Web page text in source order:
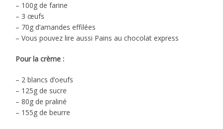
– 100g de farine
– 3 œufs
– 70g d’amandes effilées
– Vous pouvez lire aussi Pains au chocolat express
Pour la crème :
– 2 blancs d’oeufs
– 125g de sucre
– 80g de praliné
– 155g de beurre